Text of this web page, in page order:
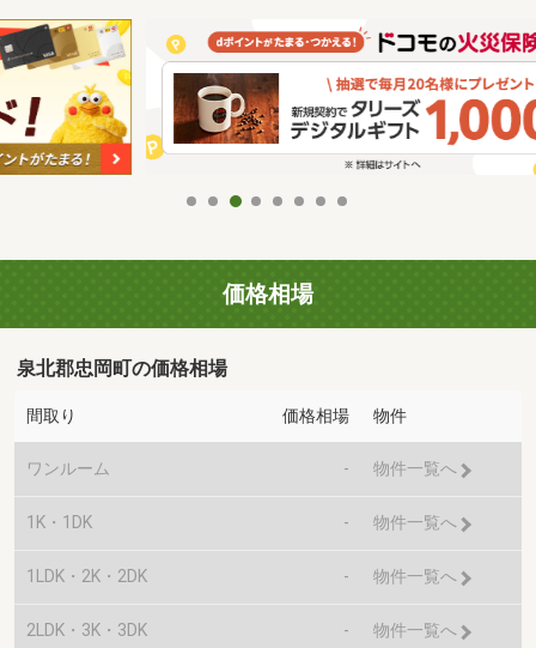
価格相場
泉北郡忠岡町の価格相場
間取り 価格相場 物件
ワンルーム - 物件一覧へ
1K・1DK - 物件一覧へ
1LDK・2K・2DK - 物件一覧へ
2LDK・3K・3DK - 物件一覧へ